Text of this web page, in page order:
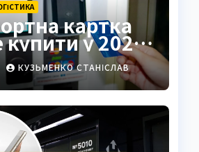
картка
купити у 2026
КУЗЬМЕНКО СТАНІСЛАВ